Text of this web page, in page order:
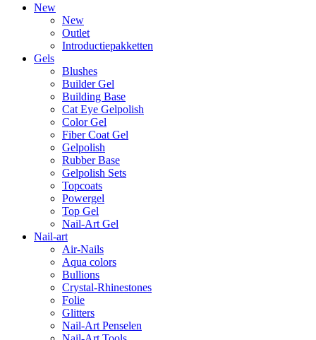
New
New
Outlet
Introductiepakketten
Gels
Blushes
Builder Gel
Building Base
Cat Eye Gelpolish
Color Gel
Fiber Coat Gel
Gelpolish
Rubber Base
Gelpolish Sets
Topcoats
Powergel
Top Gel
Nail-Art Gel
Nail-art
Air-Nails
Aqua colors
Bullions
Crystal-Rhinestones
Folie
Glitters
Nail-Art Penselen